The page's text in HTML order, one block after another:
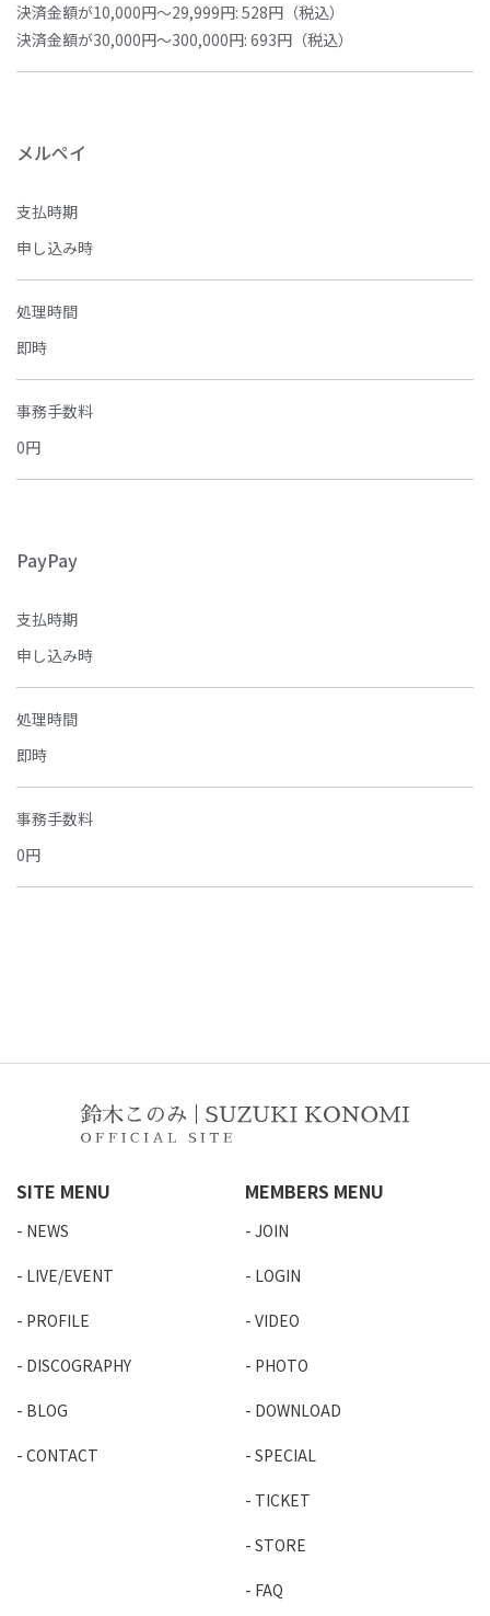
決済金額が10,000円～29,999円: 528円（税込）
決済金額が30,000円～300,000円: 693円（税込）
メルペイ
支払時期
申し込み時
処理時間
即時
事務手数料
0円
PayPay
支払時期
申し込み時
処理時間
即時
事務手数料
0円
SITE MENU
NEWS
LIVE/EVENT
PROFILE
DISCOGRAPHY
BLOG
CONTACT
MEMBERS MENU
JOIN
LOGIN
VIDEO
PHOTO
DOWNLOAD
SPECIAL
TICKET
STORE
FAQ